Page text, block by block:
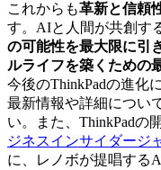
これからも革新と信頼
す。AIと人間が共創す
の可能性を最大限に引
ルライフを築くための
今後のThinkPadの進化
最新情報や詳細につい
い。また、ThinkPadの
ジネスインサイダージ
に、レノボが提唱する